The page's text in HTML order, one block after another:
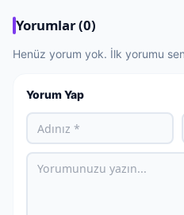
Yorumlar (0)
Henüz yorum yok. İlk yorumu
Yorum Yap